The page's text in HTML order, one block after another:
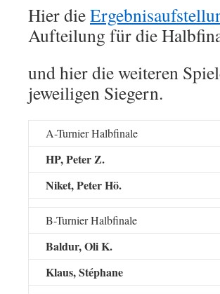
Hier die
Aufteilung für die
und hier die weiteren
jeweiligen Siegern.
A-Turnier Halbfinale
HP, Peter Z.
Niket, Peter Hö.
B-Turnier Halbfinale
Baldur, Oli K.
Klaus, Stéphane